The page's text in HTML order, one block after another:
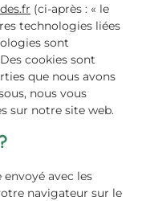
(ci-après : « le
technologies liées
sont
cookies sont
que nous avons
nous vous
sur notre site web.
avec les
navigateur sur le